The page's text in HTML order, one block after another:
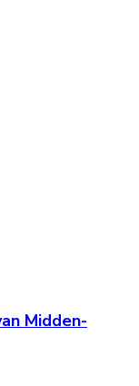
Midden-